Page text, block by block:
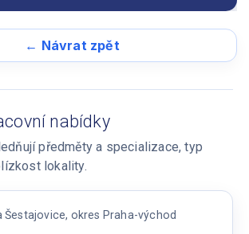
← Návrat zpět
nabídky
předměty a specializace, typ
lokality.
Šestajovice, okres Praha-východ